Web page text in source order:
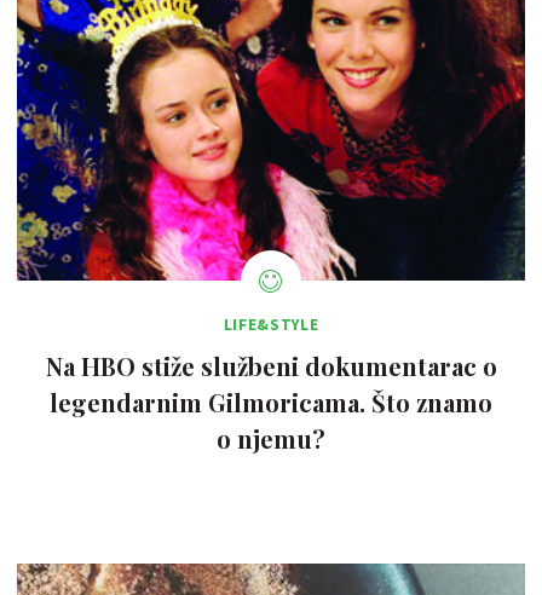
LIFE&STYLE
Na HBO stiže službeni dokumentarac o
legendarnim Gilmoricama. Što znamo
o njemu?